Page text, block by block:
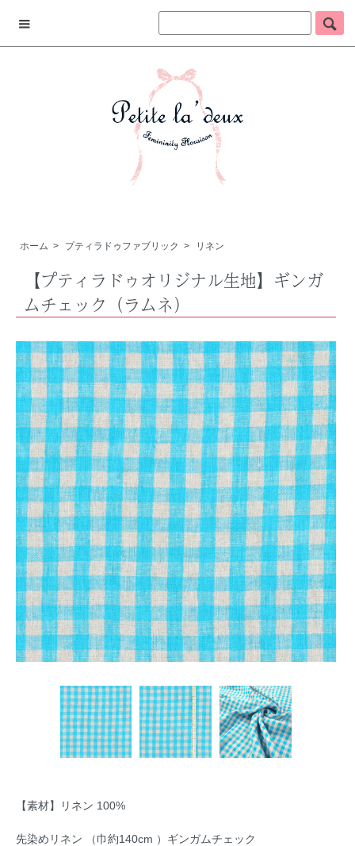
ホーム > プティラドゥファブリック > リネン
【プティラドゥオリジナル生地】ギンガ
ムチェック（ラムネ）
【素材】リネン 100%
先染めリネン （巾約140cm ）ギンガムチェック